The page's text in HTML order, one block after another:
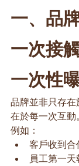
一、品
一次接
一次性
品牌並非只存
在於每一次互動。
例如：
客戶收到合
員工第一天